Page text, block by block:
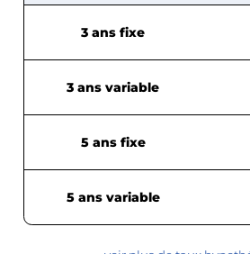
3 ans fixe
3 ans variable
5 ans fixe
5 ans variable